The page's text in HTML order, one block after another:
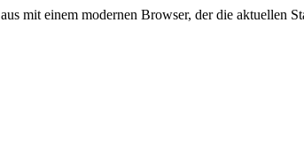
aus mit einem modernen Browser, der die aktuellen